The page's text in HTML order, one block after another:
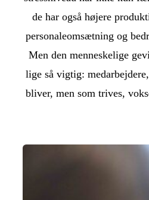
de har også højere
personaleomsætning og
Men den menneskelige
lige så vigtig:
bliver, men som trives,